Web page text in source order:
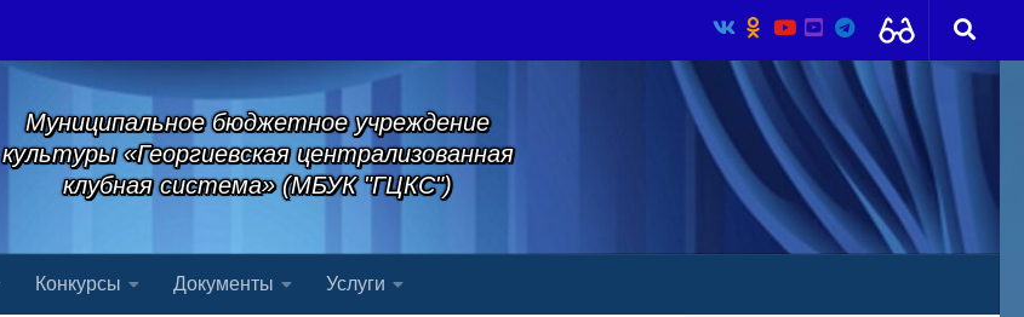
Муниципальное бюджетное учреждение
культуры «Георгиевская централизованная
клубная система» (МБУК "ГЦКС")
Конкурсы Документы Услуги